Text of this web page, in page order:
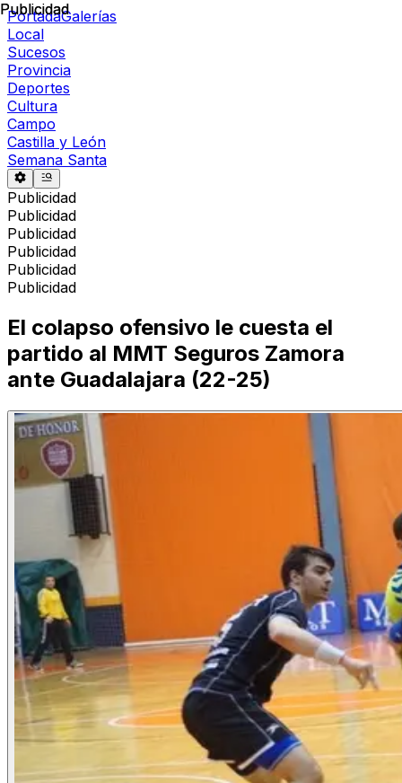
PortadaGalerías
Local
Sucesos
Provincia
Deportes
Cultura
Campo
Castilla y León
Semana Santa
Publicidad
Publicidad
Publicidad
Publicidad
Publicidad
Publicidad
Publicidad
El colapso ofensivo le cuesta el
partido al MMT Seguros Zamora
ante Guadalajara (22-25)
Publicidad